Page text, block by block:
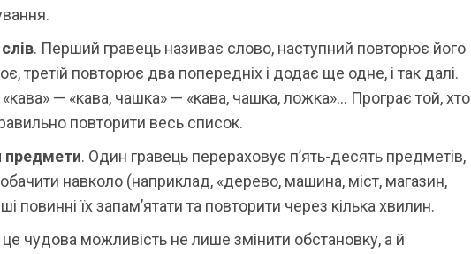
. Перший гравець називає слово, наступний повторює його
третій повторює два попередніх і додає ще одне, і так далі.
— «кава, чашка» — «кава, чашка, ложка»… Програє той, хто
повторити весь список.
предмети. Один гравець перераховує п’ять-десять предметів,
навколо (наприклад, «дерево, машина, міст, магазин,
повинні їх запам’ятати та повторити через кілька хвилин.
чудова можливість не лише змінити обстановку, а й